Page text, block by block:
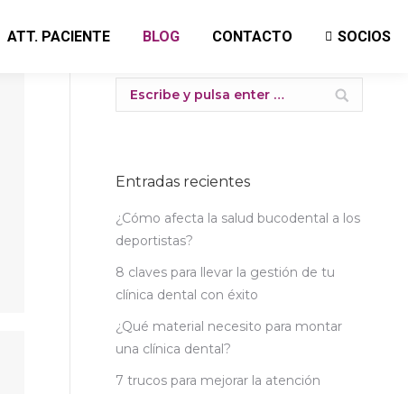
ATT. PACIENTE BLOG CONTACTO SOCIOS
Buscar:
Entradas recientes
¿Cómo afecta la salud bucodental a los
deportistas?
8 claves para llevar la gestión de tu
clínica dental con éxito
¿Qué material necesito para montar
una clínica dental?
7 trucos para mejorar la atención